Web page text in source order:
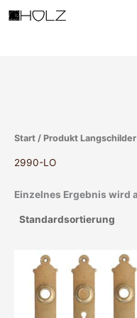
Inhalt
Start / Produkt
2990-LO
Einzelnes Ergebnis wird
Dieses
Produkt
weist
mehrere